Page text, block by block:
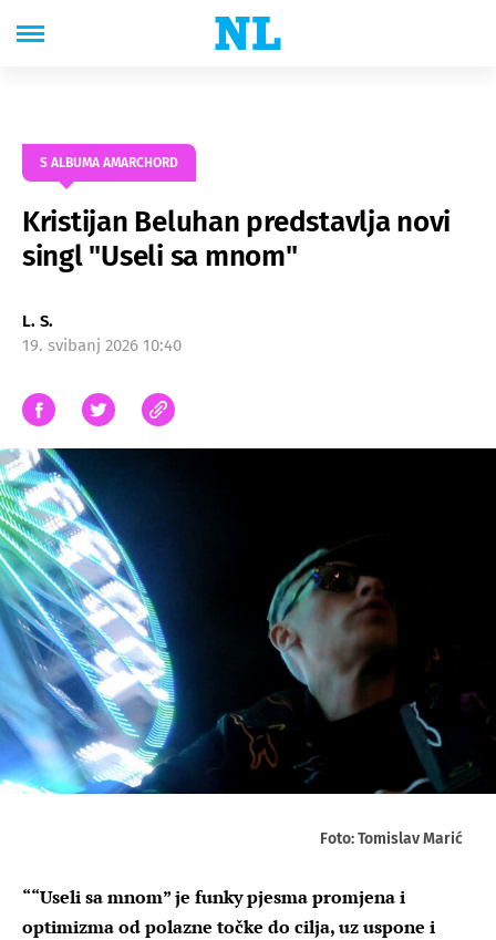
S ALBUMA AMARCHORD
Kristijan Beluhan predstavlja novi
singl "Useli sa mnom"
L. S.
19. svibanj 2026 10:40
Foto: Tomislav Marić
““Useli sa mnom” je funky pjesma promjena i
optimizma od polazne točke do cilja, uz uspone i